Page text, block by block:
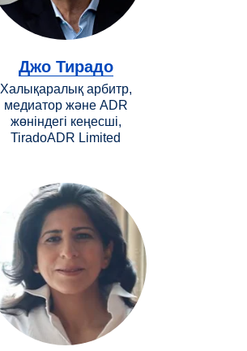
Джо Тирадо
Халықаралық арбитр,
медиатор және ADR
жөніндегі кеңесші,
TiradoADR Limited